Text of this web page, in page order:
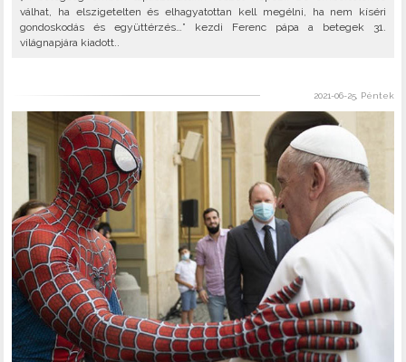
válhat, ha elszigetelten és elhagyatottan kell megélni, ha nem kíséri
gondoskodás és együttérzés…” kezdi Ferenc pápa a betegek 31.
világnapjára kiadott..
2021-06-25, Péntek